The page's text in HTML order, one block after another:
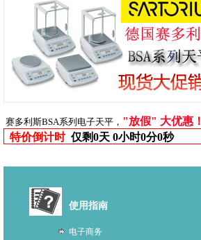
赛多利斯BSA系列电子天平， "放假" 大优惠！
特价倒计时 仅剩0天 0小时0分0秒
使用指南
电子商务